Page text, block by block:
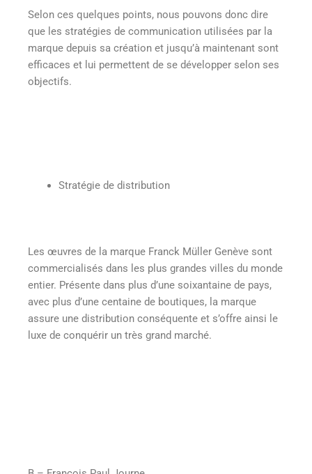
Selon ces quelques points, nous pouvons donc dire
que les stratégies de communication utilisées par la
marque depuis sa création et jusqu’à maintenant sont
efficaces et lui permettent de se développer selon ses
objectifs.
Stratégie de distribution
Les œuvres de la marque Franck Müller Genève sont
commercialisés dans les plus grandes villes du monde
entier. Présente dans plus d’une soixantaine de pays,
avec plus d’une centaine de boutiques, la marque
assure une distribution conséquente et s’offre ainsi le
luxe de conquérir un très grand marché.